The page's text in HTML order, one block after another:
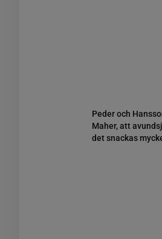
Peder och
Maher, att
det snackas